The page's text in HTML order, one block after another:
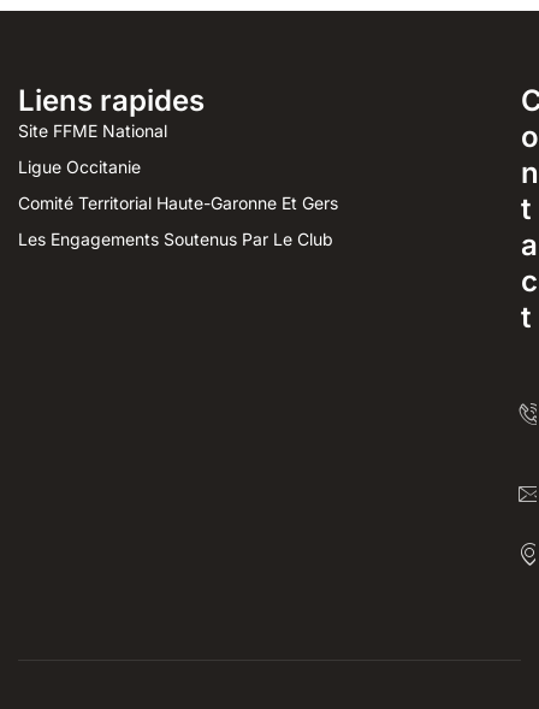
Liens rapides
Site FFME National
Ligue Occitanie
Comité Territorial Haute-Garonne Et Gers
Les Engagements Soutenus Par Le Club
o
n
t
a
c
t